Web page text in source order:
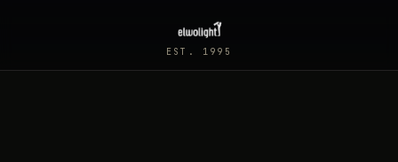
EST. 1995